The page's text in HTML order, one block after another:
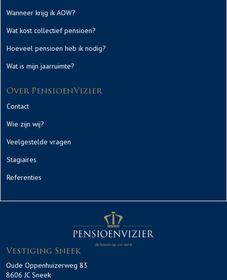
Wanneer krijg ik AOW?
Wat kost collectief pensioen?
Hoeveel pensioen heb ik nodig?
Wat is mijn jaarruimte?
Over PensioenVizier
Contact
Wie zijn wij?
Veelgestelde vragen
Stagiaires
Referenties
Vestiging Sneek
Oude Oppenhuizerweg 83
8606 JC Sneek